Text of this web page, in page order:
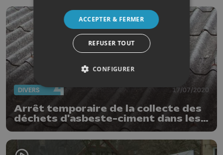
DIVERS 17/07/2020
Arrêt temporaire de la collecte des
déchets d'asbeste-ciment dans les
recyparcs
ACCEPTER & FERMER
REFUSER TOUT
CONFIGURER